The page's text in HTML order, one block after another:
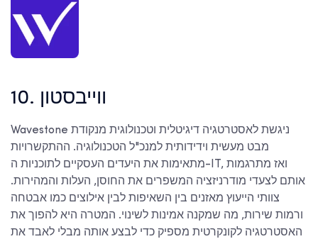
10. ווייבסטון
Wavestone ניגשת לאסטרטגיה דיגיטלית וטכנולוגית מנקודת
מבט מעשית וידידותית למנכ"ל הטכנולוגיה. ההתקשרויות
מתאימות את היעדים העסקיים לתוכניות ה-IT, ואז מתרגמות
אותם לצעדי מודרניזציה המשפרים את החוסן, העלות והמהירות.
צוותי הייעוץ מאזנים בין השאיפות לבין אילוצים כמו אבטחה
ורמות שירות, מה שמקנה אמינות לשינוי. המטרה היא להפוך את
האסטרטגיה לקונקרטית מספיק כדי לבצע אותה מבלי לאבד את